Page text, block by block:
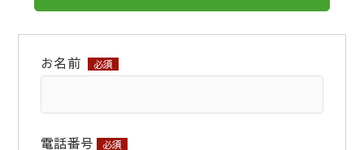
お名前 必須
電話番号 必須